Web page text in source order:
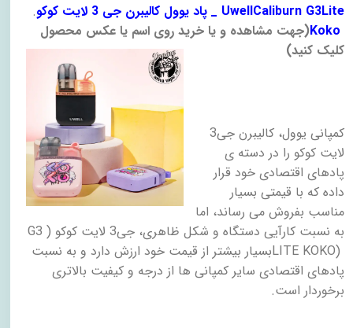
. پاد یوول کالیبرن جی 3 لایت کوکو _ UwellCaliburn G3Lite
Koko
)جهت مشاهده و یا خرید روی اسم یا عکس محصول
کلیک کنید(
کمپانی یوول، کالیبرن جی3
لایت کوکو را در دسته ی
پادهای اقتصادی خود قرار
داده که با قیمتی بسیار
مناسب بفروش می رساند، اما
به نسبت کارآیی دستگاه و شکل ظاهری، جی3 لایت کوکو (
G3
LITE KOKO)بسیار بیشتر از قیمت خود ارزش دارد و به نسبت
پادهای اقتصادی سایر کمپانی ها از درجه و کیفیت بالاتری
برخوردار است.